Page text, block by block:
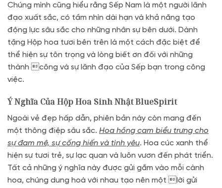
Chúng mình cũng hiểu rằng Sếp Nam là một người lãnh
đạo xuất sắc, có tầm nhìn dài hạn và khả năng tạo
động lực sâu sắc cho những nhân sự bên dưới. Dành
tặng Hộp hoa tươi bên trên là một cách đặc biệt để
thể hiện sự tôn trọng và lòng biết ơn đối với những
thành công và sự lãnh đạo của Sếp bạn trong công
việc.
Ý Nghĩa Của Hộp Hoa Sinh Nhật BlueSpirit
Ngoài vẻ đẹp hấp dẫn, phiên bản này còn mang đến
một thông điệp sâu sắc. Hoa hồng cam biểu trưng cho
sự đam mê, sự cống hiến và tình yêu. Hoa cúc xanh thể
hiện sự tươi trẻ, sự lạc quan và luôn vươn đến phát triển.
Tất cả những ý nghĩa này được gửi gắm vào mỗi cành
hoa, chúng dung hoà với nhau tạo nên một lời gửi